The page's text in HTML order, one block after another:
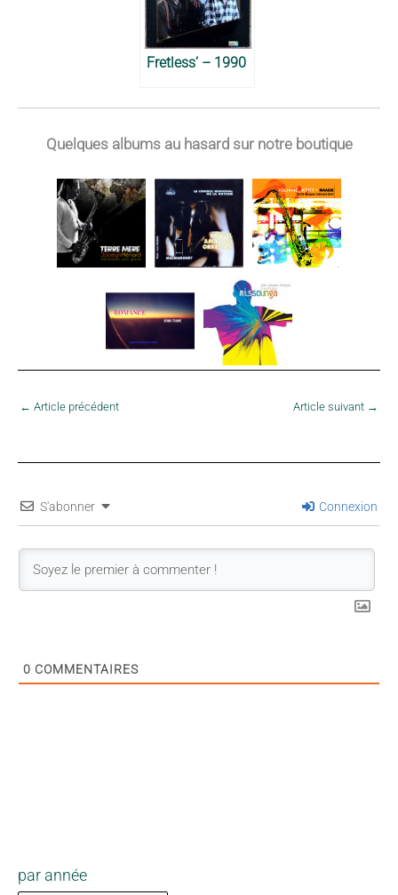
Fretless’ – 1990
Quelques albums au hasard sur notre boutique
← Article précédent Article suivant →
S'abonner Connexion
0 COMMENTAIRES
par année